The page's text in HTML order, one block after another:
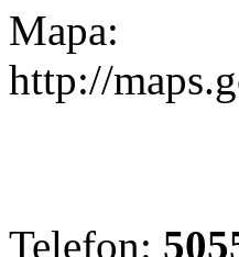
Mapa:
http://
Telefon: